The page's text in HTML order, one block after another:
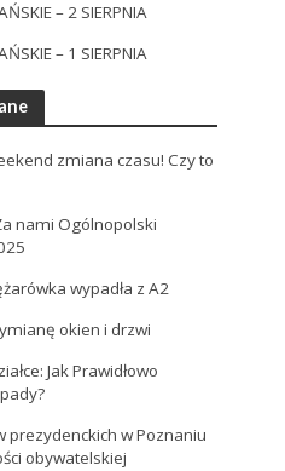
– 2 SIERPNIA
– 1 SIERPNIA
zmiana czasu! Czy to
nami Ogólnopolski
wypadła z A2
okien i drzwi
Jak Prawidłowo
prezydenckich w Poznaniu
obywatelskiej